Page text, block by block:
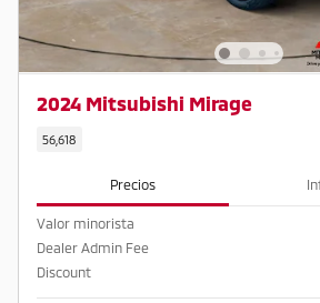
2024 Mitsubishi Mirage
56,618
Precios
Valor minorista
Dealer Admin Fee
Discount